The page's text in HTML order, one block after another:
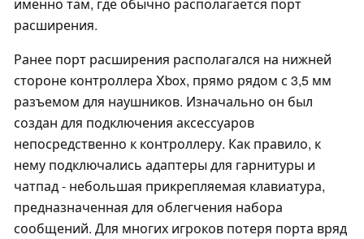
расширения.
Ранее порт расширения располагался на нижней
стороне контроллера Xbox, прямо рядом с 3,5 мм
разъемом для наушников. Изначально он был
создан для подключения аксессуаров
непосредственно к контроллеру. Как правило, к
нему подключались адаптеры для гарнитуры и
чатпад - небольшая прикрепляемая клавиатура,
предназначенная для облегчения набора
сообщений. Для многих игроков потеря порта вряд